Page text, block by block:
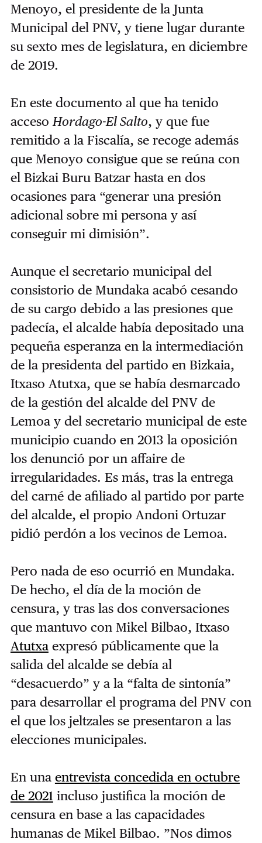
Menoyo, el presidente de la Junta
Municipal del PNV, y tiene lugar durante
su sexto mes de legislatura, en diciembre
de 2019.
En este documento al que ha tenido
acceso Hordago-El Salto, y que fue
remitido a la Fiscalía, se recoge además
que Menoyo consigue que se reúna con
el Bizkai Buru Batzar hasta en dos
ocasiones para “generar una presión
adicional sobre mi persona y así
conseguir mi dimisión”.
Aunque el secretario municipal del
consistorio de Mundaka acabó cesando
de su cargo debido a las presiones que
padecía, el alcalde había depositado una
pequeña esperanza en la intermediación
de la presidenta del partido en Bizkaia,
Itxaso Atutxa, que se había desmarcado
de la gestión del alcalde del PNV de
Lemoa y del secretario municipal de este
municipio cuando en 2013 la oposición
los denunció por un affaire de
irregularidades. Es más, tras la entrega
del carné de afiliado al partido por parte
del alcalde, el propio Andoni Ortuzar
pidió perdón a los vecinos de Lemoa.
Pero nada de eso ocurrió en Mundaka.
De hecho, el día de la moción de
censura, y tras las dos conversaciones
que mantuvo con Mikel Bilbao, Itxaso
Atutxaexpresó públicamente que la
salida del alcalde se debía al
“desacuerdo” y a la “falta de sintonía”
para desarrollar el programa del PNV con
el que los jeltzales se presentaron a las
elecciones municipales.
En una entrevista concedida en octubre
de 2021 incluso justifica la moción de
censura en base a las capacidades
humanas de Mikel Bilbao. ”Nos dimos